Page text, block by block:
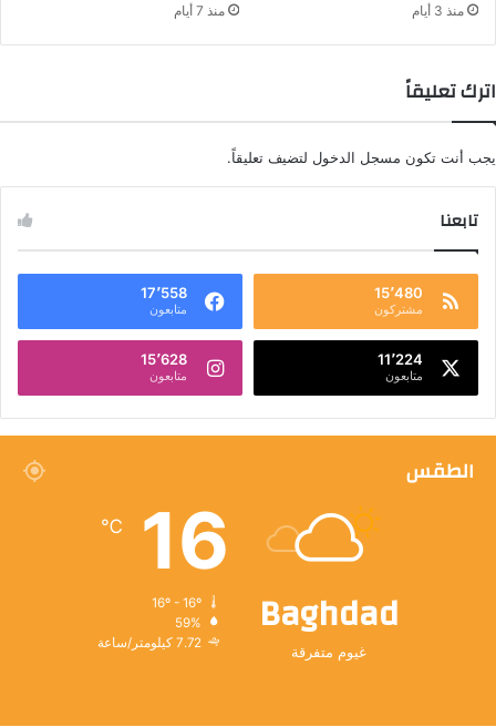
منذ 3 أيام منذ 7 أيام
اترك تعليقاً
يجب أنت تكون مسجل الدخول لتضيف تعليقاً.
تابعنا
15٬480
مشتركون
17٬558
متابعون
11٬224
متابعون
15٬628
متابعون
الطقس
Baghdad
غيوم متفرقة
16
℃
59%
7.72 كيلومتر/ساعة